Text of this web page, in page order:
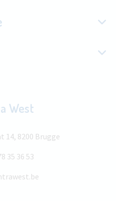
West
14, 8200 Brugge
35 36 53